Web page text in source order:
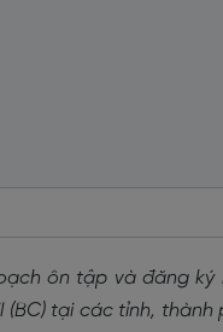
ôn tập và đăng ký
tại các tỉnh, thành